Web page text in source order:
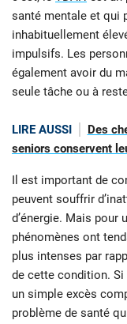
santé mentale et qui
inhabituellement
impulsifs. Les
également avoir du
seule tâche ou à
LIRE AUSSI
Des
seniors conservent
Il est important de
peuvent souffrir
d’énergie. Mais pour
phénomènes ont
plus intenses par
de cette condition.
un simple excès
problème de santé